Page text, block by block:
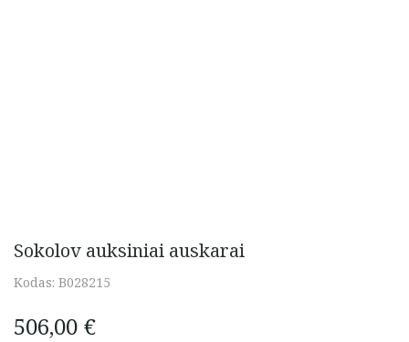
Sokolov auksiniai auskarai
Kodas: B028215
506,00 €